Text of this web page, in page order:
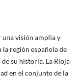
una visión amplia y
la región española de
su historia. La Rioja
en el conjunto de la